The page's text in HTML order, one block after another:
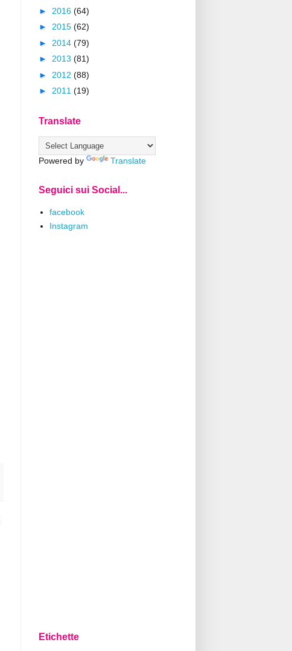
► 2016 (64)
► 2015 (62)
► 2014 (79)
► 2013 (81)
► 2012 (88)
► 2011 (19)
Translate
Powered by Translate
Seguici sui Social...
facebook
Instagram
Etichette